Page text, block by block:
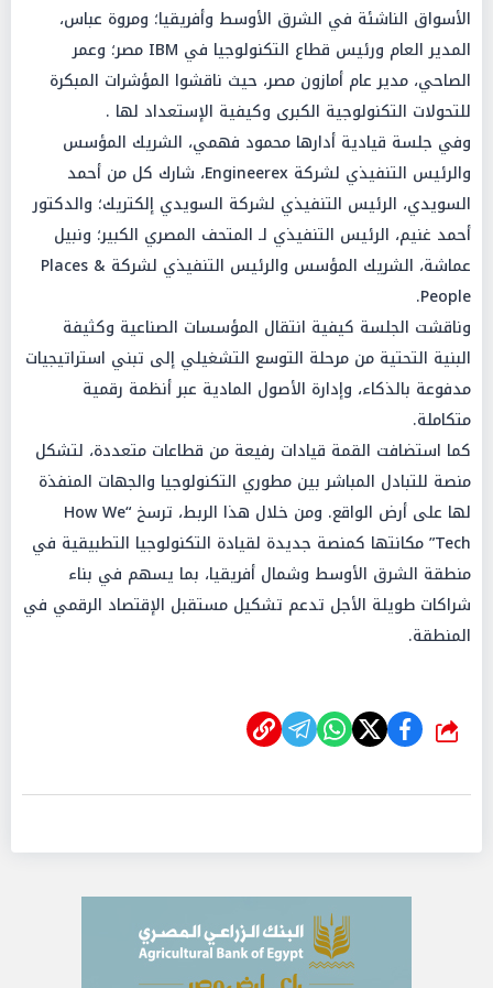
الأسواق الناشئة في الشرق الأوسط وأفريقيا؛ ومروة عباس،
المدير العام ورئيس قطاع التكنولوجيا في IBM مصر؛ وعمر
الصاحي، مدير عام أمازون مصر، حيث ناقشوا المؤشرات المبكرة
للتحولات التكنولوجية الكبرى وكيفية الإستعداد لها .
وفي جلسة قيادية أدارها محمود فهمي، الشريك المؤسس
والرئيس التنفيذي لشركة Engineerex، شارك كل من أحمد
السويدي، الرئيس التنفيذي لشركة السويدي إلكتريك؛ والدكتور
أحمد غنيم، الرئيس التنفيذي لـ المتحف المصري الكبير؛ ونبيل
عماشة، الشريك المؤسس والرئيس التنفيذي لشركة Places &
People.
وناقشت الجلسة كيفية انتقال المؤسسات الصناعية وكثيفة
البنية التحتية من مرحلة التوسع التشغيلي إلى تبني استراتيجيات
مدفوعة بالذكاء، وإدارة الأصول المادية عبر أنظمة رقمية
متكاملة.
كما استضافت القمة قيادات رفيعة من قطاعات متعددة، لتشكل
منصة للتبادل المباشر بين مطوري التكنولوجيا والجهات المنفذة
لها على أرض الواقع. ومن خلال هذا الربط، ترسخ “How We
Tech” مكانتها كمنصة جديدة لقيادة التكنولوجيا التطبيقية في
منطقة الشرق الأوسط وشمال أفريقيا، بما يسهم في بناء
شراكات طويلة الأجل تدعم تشكيل مستقبل الإقتصاد الرقمي في
المنطقة.
شارك